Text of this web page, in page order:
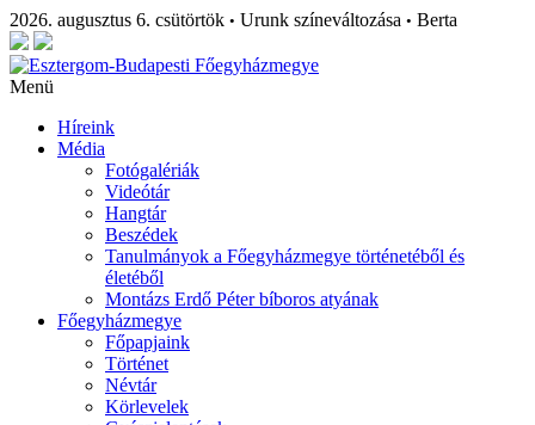
2026. augusztus 6. csütörtök • Urunk színeváltozása • Berta
Menü
Híreink
Média
Fotógalériák
Videótár
Hangtár
Beszédek
Tanulmányok a Főegyházmegye történetéből és
életéből
Montázs Erdő Péter bíboros atyának
Főegyházmegye
Főpapjaink
Történet
Névtár
Körlevelek